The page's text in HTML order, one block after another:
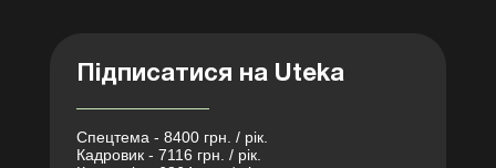
Підписатися на Uteka
Спецтема - 8400 грн. / рік.
Кадровик - 7116 грн. / рік.